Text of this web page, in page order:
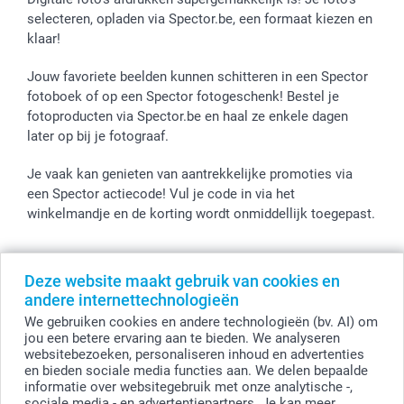
Deze website maakt gebruik van cookies en
andere internettechnologieën
We gebruiken cookies en andere technologieën (bv. AI) om
jou een betere ervaring aan te bieden. We analyseren
websitebezoeken, personaliseren inhoud en advertenties
en bieden sociale media functies aan. We delen bepaalde
informatie over websitegebruik met onze analytische -,
selecteren, opladen via Spector.be, een formaat kiezen en
klaar!
Jouw favoriete beelden kunnen schitteren in een Spector
fotoboek of op een Spector fotogeschenk! Bestel je
fotoproducten via Spector.be en haal ze enkele dagen
later op bij je fotograaf.
Je vaak kan genieten van aantrekkelijke promoties via
een Spector actiecode! Vul je code in via het
winkelmandje en de korting wordt onmiddellijk toegepast.
© smartphoto group. Alle rechten voorbehouden
smartphoto group NV.
Kwatrechtsteenweg 160, 9230 Wetteren, België
BTW-nummer BE 0405.706.755
Ondernemingsnummer 0405.706.755.
Bankgegevens: IBAN BE71 2850 2711 5569 - BIC: GEBABEBB
Alle prijzen zijn in EURO (€) inclusief BTW en exclusief verzendkosten.